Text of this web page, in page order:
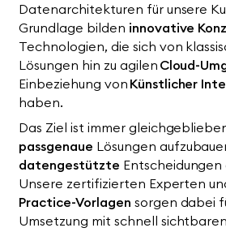
Datenarchitekturen für unsere
Grundlage bilden innovative
Technologien, die sich von
Lösungen hin zu agilen Cloud-
Einbeziehung von Künstlicher
haben.
Das Ziel ist immer
passgenaue Lösungen
datengestützte
Unsere zertifizierten Experten
Practice-Vorlagen sorgen dabei
Umsetzung mit schnell